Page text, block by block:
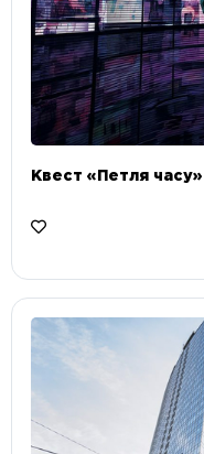
Квест «Петля